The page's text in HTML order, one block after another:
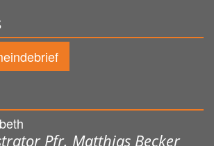
Pfr. Matthias Becker